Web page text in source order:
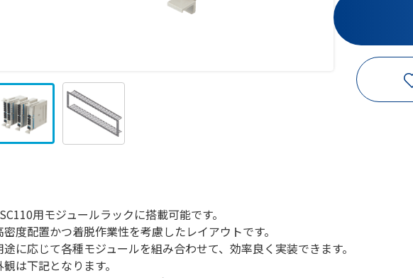
用モジュールラックに搭載可能です。
密度配置かつ着脱作業性を考慮したレイアウトです。
途に応じて各種モジュールを組み合わせて、効率良く実装できます。
観は下記となります。